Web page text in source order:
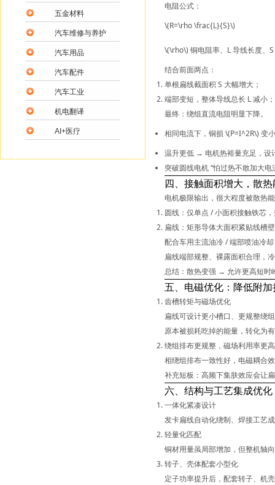
电阻公式：
\(R=\rho \frac{L}{S}\)
\(\rho\) 铜电阻率、 L导线长度、 S
结合前面两点：
单根扁线截面积 S 大幅增大 ；
端部变短，整体导线总长 L减小 ；
最终： 绕组直流电阻明显下降。
相同电流下，铜损 \(P=I^2R\) 变
温升更低 → 电机热裕量充足，设
突破圆线电机 “怕过热不敢加大电
四、接触面积增大，散
电机极限输出，很大程度被散热
圆线：仅单点 / 小面积接触铁芯
扁线：矩形导体大面积紧贴线槽壁
配合车用主流油冷 / 端部喷油冷却
扁线端部规整、裸露面积合理，
总结：散热变强 → 允许更高短时
五、电磁优化：降低附
齿槽转矩与磁场优化
扁线可设计更小槽口、更规整绕
原本被损耗吃掉的能量，转化为
绕组排布更规整，磁场利用率更高
相绕组排布一致性好，电磁耦合
补充短板：高频下集肤效应会让
六、结构与工艺集成优
一体化紧凑设计
发卡扁线自动化绕制、焊接工艺
轻量化匹配
铜材用量虽局部增加，但整机轴
转子、壳体配套小型化
定子功率提升后，配套转子、机
五金材料
汽车维修与养护
汽车用品
汽车配件
汽车工业
机电翻译
AI+医疗